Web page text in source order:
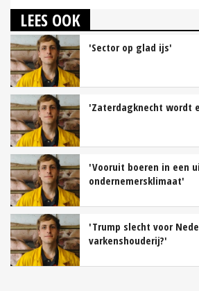
LEES OOK
'Sector op glad ijs'
'Zaterdagknecht wordt
'Vooruit boeren in een
ondernemersklimaat'
'Trump slecht voor
varkenshouderij?'